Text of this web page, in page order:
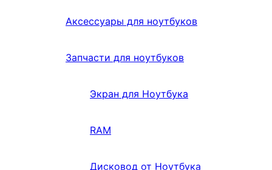
Аксессуары для ноутбуков
Запчасти для ноутбуков
Экран для Ноутбука
RAM
Дисковод от Ноутбука